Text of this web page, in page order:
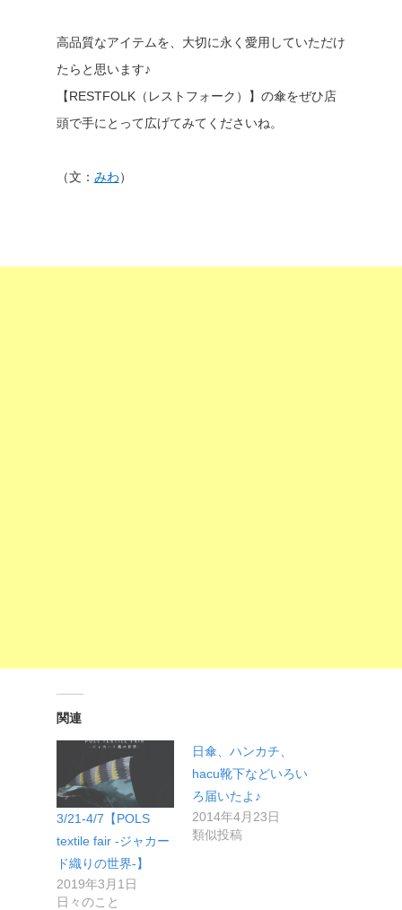
高品質なアイテムを、大切に永く愛用していただけ
たらと思います♪
【RESTFOLK（レストフォーク）】の傘をぜひ店
頭で手にとって広げてみてくださいね。
（文： みわ）
関連
3/21-4/7【POLS
textile fair -ジャカー
ド織りの世界-】
2019年3月1日
日々のこと
日傘、ハンカチ、
hacu靴下などいろい
ろ届いたよ♪
2014年4月23日
類似投稿